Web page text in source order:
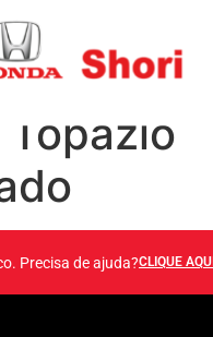
Precisa de ajuda?CLIQUE AQUI